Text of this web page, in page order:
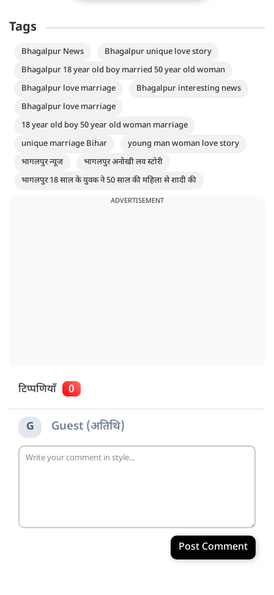
Tags
Bhagalpur News
Bhagalpur unique love story
Bhagalpur 18 year old boy married 50 year old woman
Bhagalpur love marriage
Bhagalpur interesting news
Bhagalpur love marriage
18 year old boy 50 year old woman marriage
unique marriage Bihar
young man woman love story
भागलपुर न्यूज
भागलपुर अनोखी लव स्टोरी
भागलपुर 18 साल के युवक ने 50 साल की महिला से शादी की
ADVERTISEMENT
टिप्पणियाँ 0
G Guest (अतिथि)
Post Comment